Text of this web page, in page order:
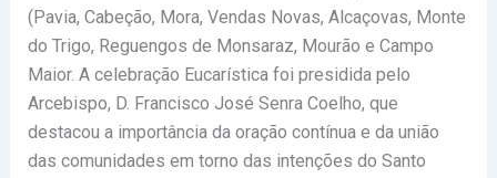
(Pavia, Cabeção, Mora, Vendas Novas, Alcaçovas, Monte
do Trigo, Reguengos de Monsaraz, Mourão e Campo
Maior. A celebração Eucarística foi presidida pelo
Arcebispo, D. Francisco José Senra Coelho, que
destacou a importância da oração contínua e da união
das comunidades em torno das intenções do Santo